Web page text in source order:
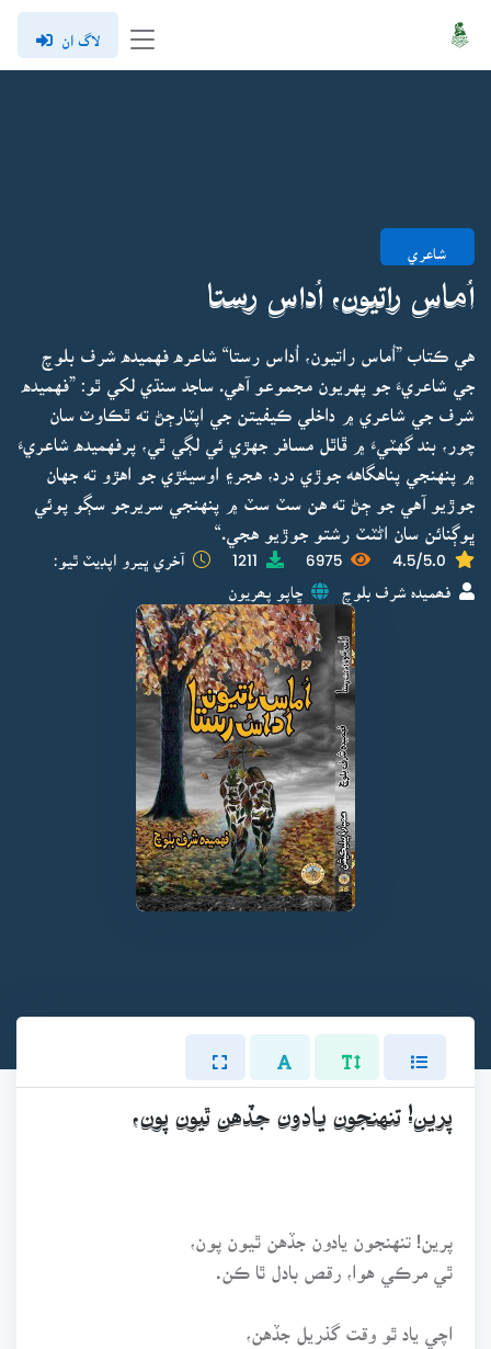
لاگ ان
شاعري
اُماس راتيون، اُداس رستا
هي ڪتاب ”اُماس راتيون، اُداس رستا“ شاعره فهميده شرف بلوچ
جي شاعريءَ جو پهريون مجموعو آهي. ساجد سنڌي لکي ٿو: ”فهميده
شرف جي شاعري ۾ داخلي ڪيفيتن جي اپٽارڄڻ ته ٿڪاوٽ سان
چور، بند گهٽيءَ ۾ ڦاٿل مسافر جهڙي ئي لڳي ٿي، پرفهميده شاعريءَ
۾ پنهنجي پناهگاهه جوڙي درد، هجر۽ اوسيئڙي جو اهڙو ته جهان
جوڙيو آهي جو ڄڻ ته هن سٽ سٽ ۾ پنهنجي سريرجو سڳو پوئي
ڀوڳنائن سان اڻٽٽ رشتو جوڙيو هجي.“
4.5/5.0
6975
1211 آخري ڀيرو اپڊيٽ ٿيو:
فھميدہ شرف بلوچ ڇاپو پھريون
پرين! تنهنجون يادون جڏهن ٿيون پون،
پرين! تنهنجون يادون جڏهن ٿيون پون،
ٿي مرڪي هوا، رقص بادل ٿا ڪن.
اچي ياد ٿو وقت گذريل جڏهن،